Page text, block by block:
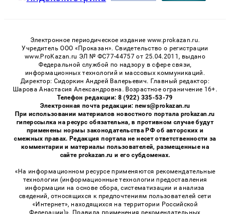
Электронное периодическое издание www.prokazan.ru.
Учредитель ООО «Проказан». Cвидетельство о регистрации
www.ProKazan.ru ЭЛ № ФС77-44757 от 25.04.2011, выдано
Федеральной службой по надзору в сфере связи,
информационных технологий и массовых коммуникаций.
Директор: Сидоркин Андрей Валерьевич. Главный редактор:
Шарова Анастасия Александровна. Возрастное ограничение 16+.
Телефон редакции: 8 (922) 335-53-79
Электронная почта редакции: news@prokazan.ru
При использовании материалов новостного портала prokazan.ru
гиперссылка на ресурс обязательна, в противном случае будут
применены нормы законодательства РФ об авторских и
смежных правах. Редакция портала не несет ответственности за
комментарии и материалы пользователей, размещенные на
сайте prokazan.ru и его субдоменах.
«На информационном ресурсе применяются рекомендательные
технологии (информационные технологии предоставления
информации на основе сбора, систематизации и анализа
сведений, относящихся к предпочтениям пользователей сети
«Интернет», находящихся на территории Российской
Федерации)». Правила применения рекомендательных